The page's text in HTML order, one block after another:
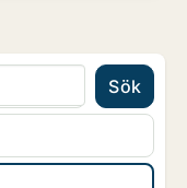
Sök